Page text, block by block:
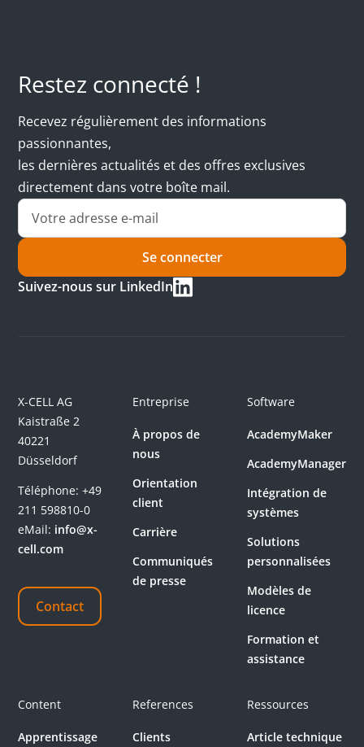
Restez connecté !
Recevez régulièrement des informations
passionnantes,
les dernières actualités et des offres exclusives
directement dans votre boîte mail.
Se connecter
Suivez-nous sur LinkedIn
X-CELL AG
Kaistraße 2
40221
Düsseldorf
Téléphone:+49
211 598810-0
eMail: info@x-
cell.com
Contact
Entreprise
À propos de
nous
Orientation
client
Carrière
Communiqués
de presse
Software
AcademyMaker
AcademyManager
Intégration de
systèmes
Solutions
personnalisées
Modèles de
licence
Formation et
assistance
Content
Apprentissage
References
Clients
Ressources
Article technique